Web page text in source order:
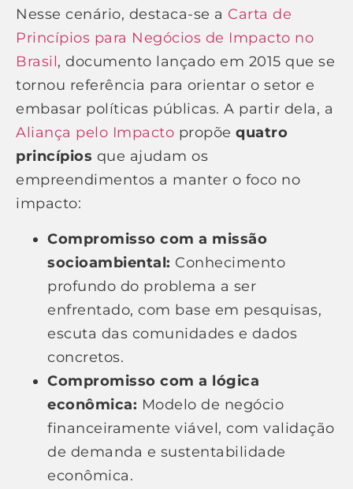
Nesse cenário, destaca-se a Carta de
Princípios para Negócios de Impacto no
Brasil, documento lançado em 2015 que se
tornou referência para orientar o setor e
embasar políticas públicas. A partir dela, a
Aliança pelo Impacto propõe quatro
princípios que ajudam os
empreendimentos a manter o foco no
impacto:
Compromisso com a missão
socioambiental: Conhecimento
profundo do problema a ser
enfrentado, com base em pesquisas,
escuta das comunidades e dados
concretos.
Compromisso com a lógica
econômica: Modelo de negócio
financeiramente viável, com validação
de demanda e sustentabilidade
econômica.